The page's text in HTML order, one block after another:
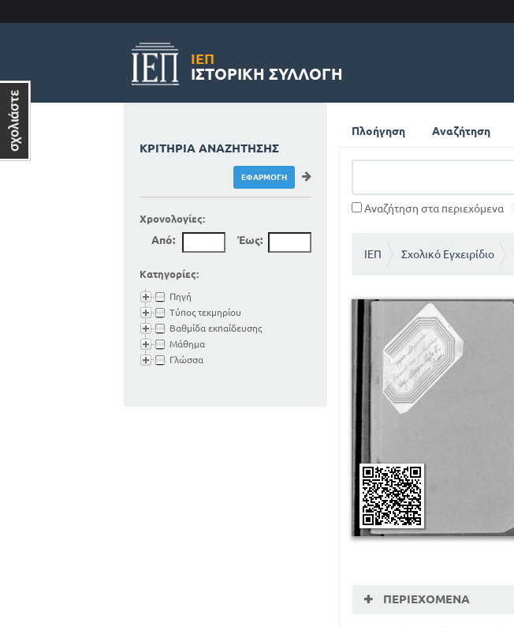
ΙΕΠ
ΙΣΤΟΡΙΚΉ ΣΥΛΛΟΓΉ
Πλοήγηση Αναζήτηση
Αναζήτηση στα περιεχόμενα
ΙΕΠ Σχολικό Εγχειρίδιο
ΠΕΡΙΕΧΌΜΕΝΑ
ΚΡΙΤΉΡΙΑ ΑΝΑΖΉΤΗΣΗΣ
Χρονολογίες:
Από: Έως:
Κατηγορίες:
Πηγή
Τύπος τεκμηρίου
Βαθμίδα εκπαίδευσης
Μάθημα
Γλώσσα